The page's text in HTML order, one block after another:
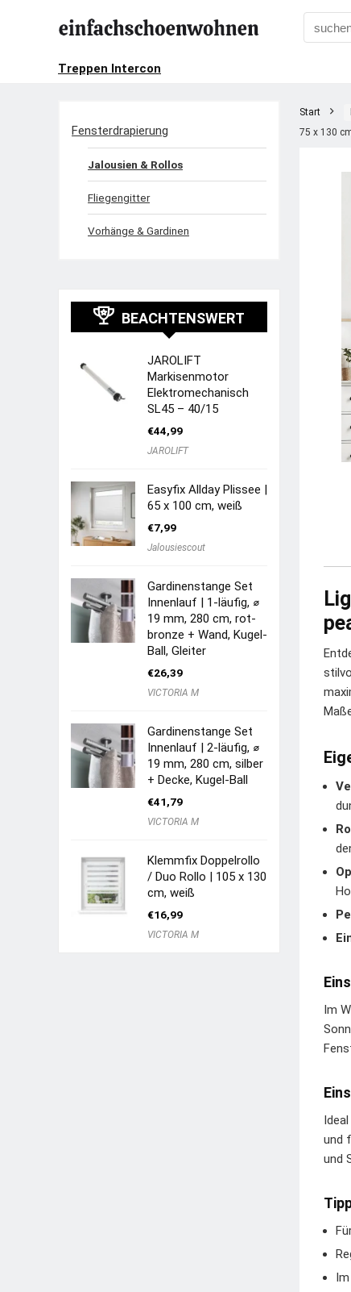
Treppen Intercon
Start
75 x 130
Im
und
und
Fensterdrapierung
Jalousien & Rollos
Fliegengitter
Vorhänge & Gardinen
BEACHTENSWERT
JAROLIFT
Markisenmotor
Elektromechanisch
SL45 – 40/15
€44,99
JAROLIFT
Easyfix Allday Plissee |
65 x 100 cm, weiß
€7,99
Jalousiescout
Gardinenstange Set
Innenlauf | 1-läufig, ⌀
19 mm, 280 cm, rot-
bronze + Wand, Kugel-
Ball, Gleiter
€26,39
VICTORIA M
Gardinenstange Set
Innenlauf | 2-läufig, ⌀
19 mm, 280 cm, silber
+ Decke, Kugel-Ball
€41,79
VICTORIA M
Klemmfix Doppelrollo
/ Duo Rollo | 105 x 130
cm, weiß
€16,99
VICTORIA M